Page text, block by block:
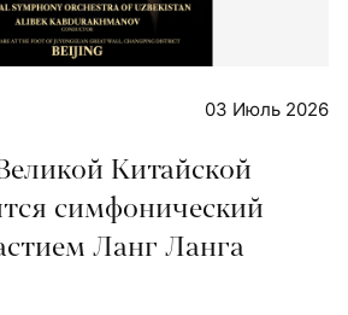
03 Июль 2026
Китайской
симфонический
Ланг Ланга